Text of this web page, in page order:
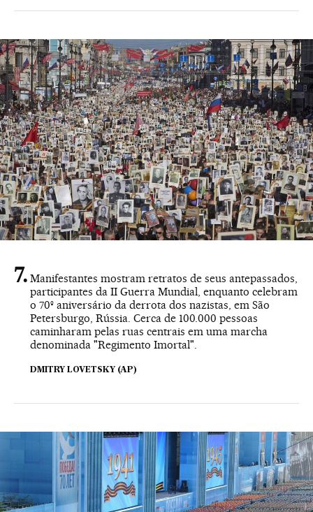
Manifestantes mostram retratos de seus antepassados,
participantes da II Guerra Mundial, enquanto celebram
o 70º aniversário da derrota dos nazistas, em São
Petersburgo, Rússia. Cerca de 100.000 pessoas
caminharam pelas ruas centrais em uma marcha
denominada "Regimento Imortal".
DMITRY LOVETSKY (AP)